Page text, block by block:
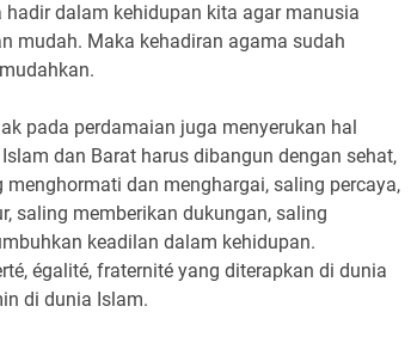
hadir dalam kehidupan kita agar manusia
mudah. Maka kehadiran agama sudah
pada perdamaian juga menyerukan hal
dan Barat harus dibangun dengan sehat,
dan menghargai, saling percaya,
saling memberikan dukungan, saling
keadilan dalam kehidupan.
égalité, fraternité yang diterapkan di dunia
di dunia Islam.